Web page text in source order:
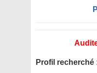
Profil recherché